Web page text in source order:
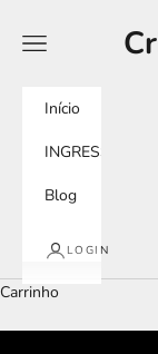
Menu
Início
INGRESSOS
Blog
LOGIN
Carrinho